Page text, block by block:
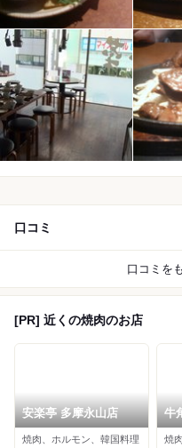
口コミ
口コミを
[PR] 近くの焼肉のお店
安楽亭 多摩永山店
焼肉、ホルモン、韓国料理
牛
焼